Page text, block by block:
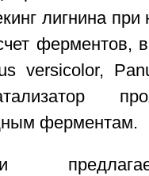
лигнина при
ферментов,
versicolor,
ферментам.